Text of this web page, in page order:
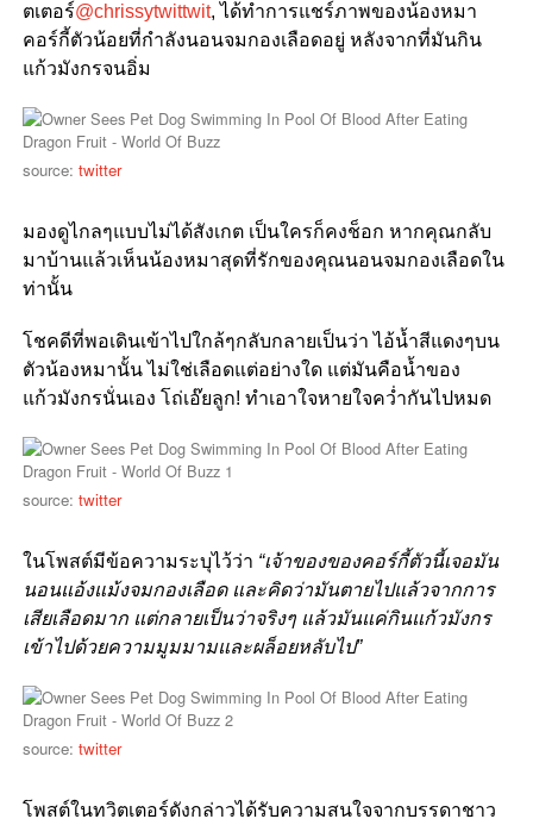
ตเตอร์@chrissytwittwit, ได้ทำการแชร์ภาพของน้องหมา
คอร์กี้ตัวน้อยที่กำลังนอนจมกองเลือดอยู่ หลังจากที่มันกิน
แก้วมังกรจนอิ่ม
source: twitter
มองดูไกลๆแบบไม่ได้สังเกต เป็นใครก็คงช็อก หากคุณกลับ
มาบ้านแล้วเห็นน้องหมาสุดที่รักของคุณนอนจมกองเลือดใน
ท่านั้น
โชคดีที่พอเดินเข้าไปใกล้ๆกลับกลายเป็นว่า ไอ้น้ำสีแดงๆบน
ตัวน้องหมานั้น ไม่ใช่เลือดแต่อย่างใด แต่มันคือน้ำของ
แก้วมังกรนั่นเอง โถ่เอ๊ยลูก! ทำเอาใจหายใจคว่ำกันไปหมด
source: twitter
ในโพสต์มีข้อความระบุไว้ว่า “เจ้าของของคอร์กี้ตัวนี้เจอมัน
นอนแอ้งแม้งจมกองเลือด และคิดว่ามันตายไปแล้วจากการ
เสียเลือดมาก แต่กลายเป็นว่าจริงๆ แล้วมันแค่กินแก้วมังกร
เข้าไปด้วยความมูมมามและผล็อยหลับไป”
source: twitter
โพสต์ในทวิตเตอร์ดังกล่าวได้รับความสนใจจากบรรดาชาว